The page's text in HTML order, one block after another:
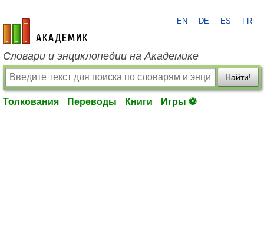
academic.ru
EN DE ES FR
Словари и энциклопедии на Академике
Найти!
Толкования Переводы Книги Игры ⚽